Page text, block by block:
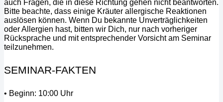
auch Fragen, die in diese Richtung gehen nicht beantworten.
Bitte beachte, dass einige Kräuter allergische Reaktionen
auslösen können. Wenn Du bekannte Unverträglichkeiten
oder Allergien hast, bitten wir Dich, nur nach vorheriger
Rücksprache und mit entsprechender Vorsicht am Seminar
teilzunehmen.
SEMINAR-FAKTEN
• Beginn: 10:00 Uhr